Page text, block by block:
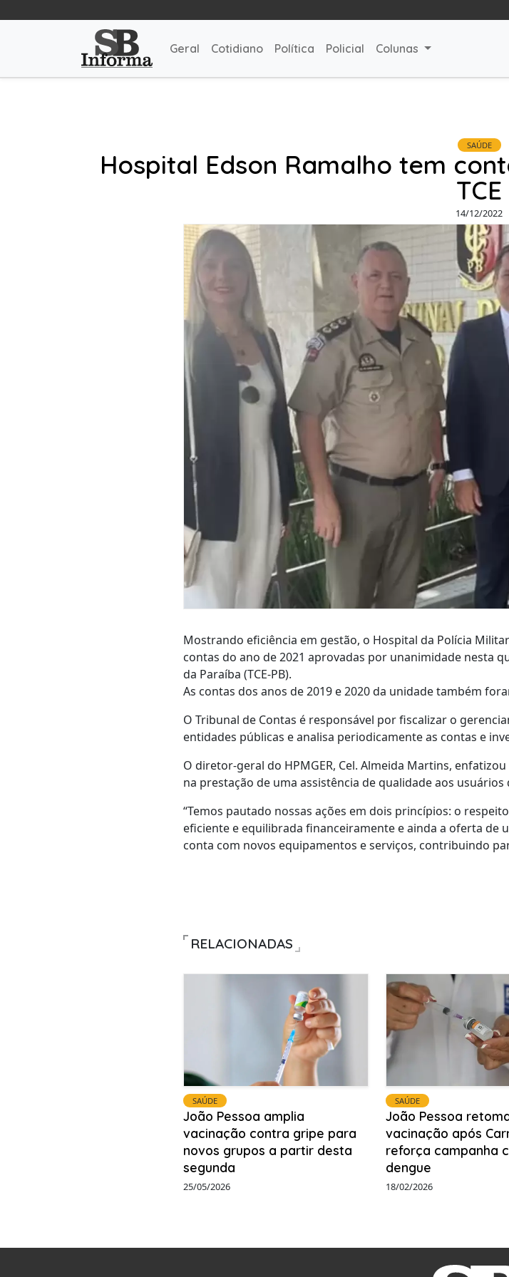
Geral Cotidiano Política Policial Colunas
SAÚDE
Hospital Edson Ramalho tem
TCE
14/12/2022
Mostrando eficiência em gestão, o Hospital da Polícia
contas do ano de 2021 aprovadas por unanimidade nesta
da Paraíba (TCE-PB).
As contas dos anos de 2019 e 2020 da unidade também
O Tribunal de Contas é responsável por fiscalizar o
entidades públicas e analisa periodicamente as contas e
O diretor-geral do HPMGER, Cel. Almeida Martins,
na prestação de uma assistência de qualidade aos usuários
“Temos pautado nossas ações em dois princípios: o
eficiente e equilibrada financeiramente e ainda a oferta de
conta com novos equipamentos e serviços, contribuindo
RELACIONADAS
SAÚDE
João Pessoa amplia
vacinação contra gripe para
novos grupos a partir desta
segunda
25/05/2026
SAÚDE
João Pessoa
vacinação após
reforça campanha
dengue
18/02/2026